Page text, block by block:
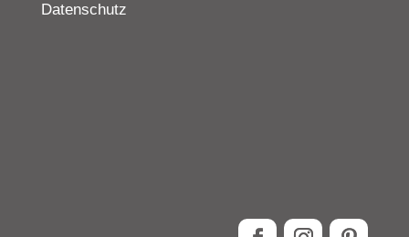
Datenschutz